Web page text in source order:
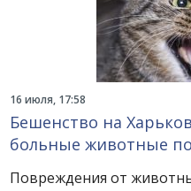
16 июля, 17:58
Бешенство на
больные животные
Повреждения от